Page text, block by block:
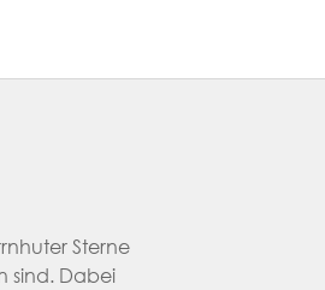
Sterne
sind. Dabei